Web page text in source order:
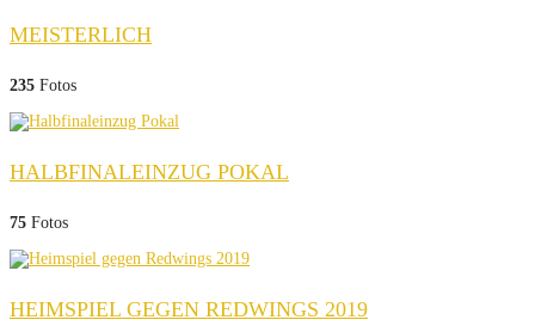
MEISTERLICH
235 Fotos
HALBFINALEINZUG POKAL
75 Fotos
HEIMSPIEL GEGEN REDWINGS 2019